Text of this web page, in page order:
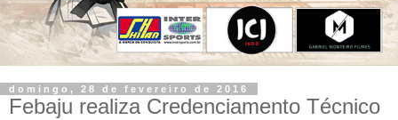
domingo, 28 de fevereiro de 2016
Febaju realiza Credenciamento Técnico